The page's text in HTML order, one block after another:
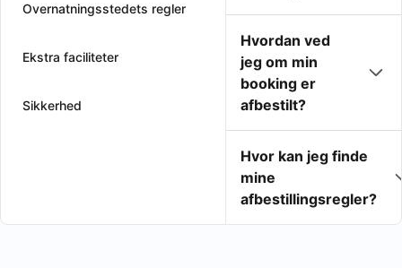
Overnatningsstedets regler
Ekstra faciliteter
Sikkerhed
Hvordan ved
jeg om min
booking er
afbestilt?
Hvor kan jeg finde
mine
afbestillingsregler?